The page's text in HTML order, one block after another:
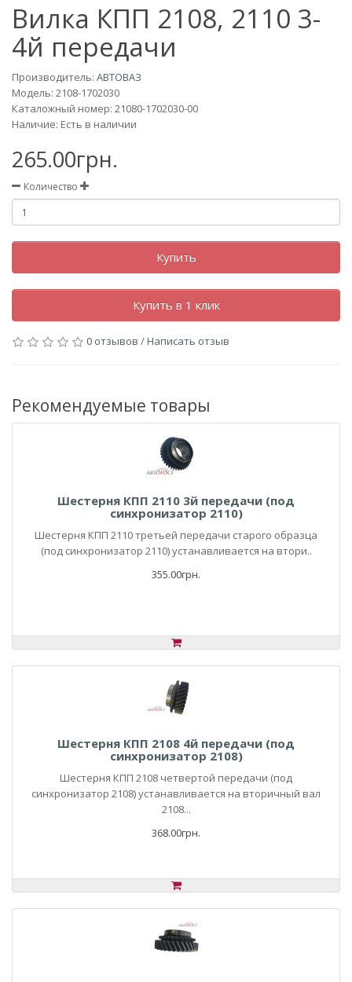
Вилка КПП 2108, 2110 3-
4й передачи
Производитель: АВТОВАЗ
Модель: 2108-1702030
Каталожный номер: 21080-1702030-00
Наличие: Есть в наличии
265.00грн.
Количество
Купить
Купить в 1 клик
0 отзывов /Написать отзыв
Рекомендуемые товары
Шестерня КПП 2110 3й передачи (под
синхронизатор 2110)
Шестерня КПП 2110 третьей передачи старого образца
(под синхронизатор 2110) устанавливается на втори..
355.00грн.
Шестерня КПП 2108 4й передачи (под
синхронизатор 2108)
Шестерня КПП 2108 четвертой передачи (под
синхронизатор 2108) устанавливается на вторичный вал
2108...
368.00грн.